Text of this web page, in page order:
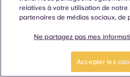
relatives à votre utilisation de notre
partenaires de médias sociaux, de
Ne partagez pas mes
Accepter les